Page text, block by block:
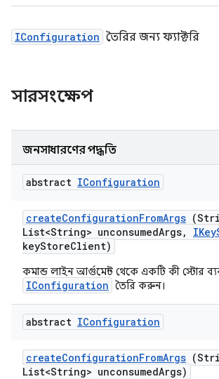
IConfiguration তৈরির জন্য ফ্যাক্টরি
সারসংক্ষেপ
জনসাধারণের পদ্ধতি
abstract IConfiguration
createConfigurationFromArgs
List<String> unconsumedArgs, IKey
keyStoreClient)
কমান্ড লাইন আর্গুমেন্ট থেকে একটি কী স্টোর
IConfiguration তৈরি করুন।
abstract IConfiguration
createConfigurationFromArgs
List<String> unconsumedArgs)